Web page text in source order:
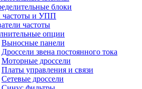
блоки
частоты и УПП
частоты
опции
Выносные панели
Дроссели звена постоянного тока
Моторные дроссели
Платы управления и связи
Сетевые дроссели